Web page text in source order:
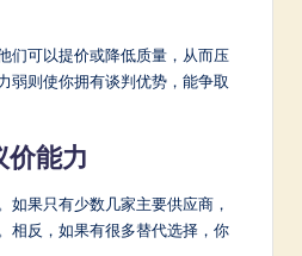
们可以提价或降低质量，从而压
弱则使你拥有谈判优势，能争取
价能力
如果只有少数几家主要供应商，
相反，如果有很多替代选择，你